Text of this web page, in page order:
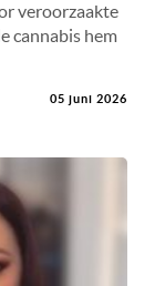
veroorzaakte
cannabis hem
05 juni 2026